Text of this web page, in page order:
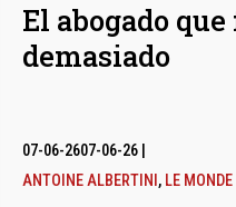
El abogado
demasiado
07-06-2607-06-26
ANTOINE ALBERTINI , LE